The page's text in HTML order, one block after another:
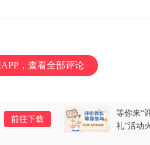
，查看全部评论
湖南上线11周年“评论有
中